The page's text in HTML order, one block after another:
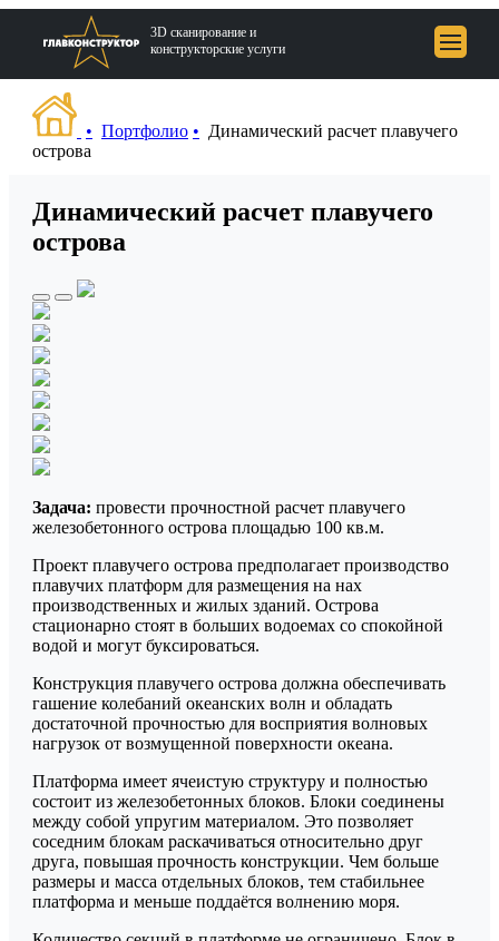
3D сканирование и
конструкторские услуги
Услуги
О компании
Контакты
glavconstructor@mail.ru
Оставить заявку
Портфолио
Динамический расчет плавучего
острова
Динамический расчет плавучего
острова
Задача: провести прочностной расчет плавучего
железобетонного острова площадью 100 кв.м.
Проект плавучего острова предполагает производство
плавучих платформ для размещения на нах
производственных и жилых зданий. Острова
стационарно стоят в больших водоемах со спокойной
водой и могут буксироваться.
Конструкция плавучего острова должна обеспечивать
гашение колебаний океанских волн и обладать
достаточной прочностью для восприятия волновых
нагрузок от возмущенной поверхности океана.
Платформа имеет ячеистую структуру и полностью
состоит из железобетонных блоков. Блоки соединены
между собой упругим материалом. Это позволяет
соседним блокам раскачиваться относительно друг
друга, повышая прочность конструкции. Чем больше
размеры и масса отдельных блоков, тем стабильнее
платформа и меньше поддаётся волнению моря.